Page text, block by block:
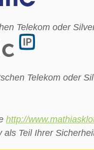
Telekom oder
Telekom oder
http://
Teil Ihrer